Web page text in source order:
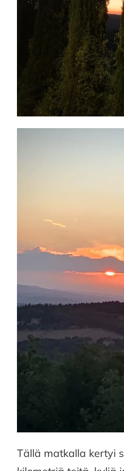
Tällä matkalla kertyi